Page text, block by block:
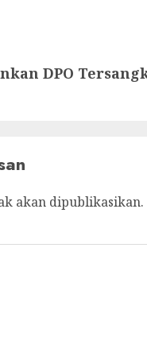
DPO
akan dipublikasikan.